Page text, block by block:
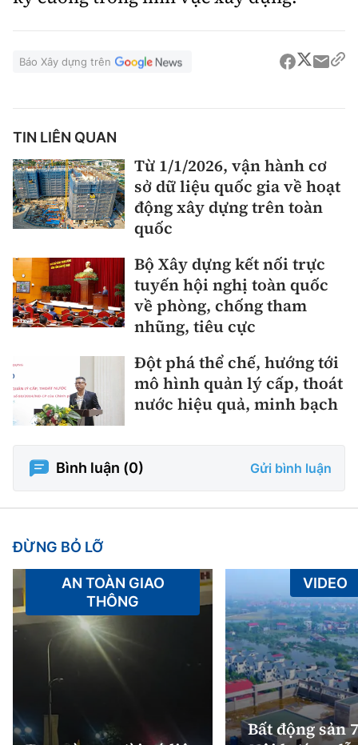
Báo Xây dựng trên
TIN LIÊN QUAN
Từ 1/1/2026, vận hành cơ
sở dữ liệu quốc gia về hoạt
động xây dựng trên toàn
quốc
Bộ Xây dựng kết nối trực
tuyến hội nghị toàn quốc
về phòng, chống tham
nhũng, tiêu cực
Đột phá thể chế, hướng tới
mô hình quản lý cấp, thoát
nước hiệu quả, minh bạch
Bình luận (0) Gửi bình luận
ĐỪNG BỎ LỠ
AN TOÀN GIAO
THÔNG
Bất động sản
VIDEO